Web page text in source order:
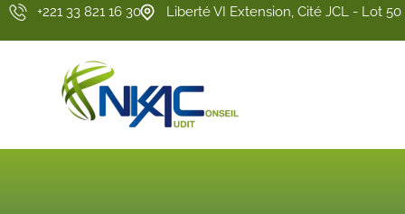
Liberté VI Extension, Cité JCL - Lot 50
+221 33 821 16 30